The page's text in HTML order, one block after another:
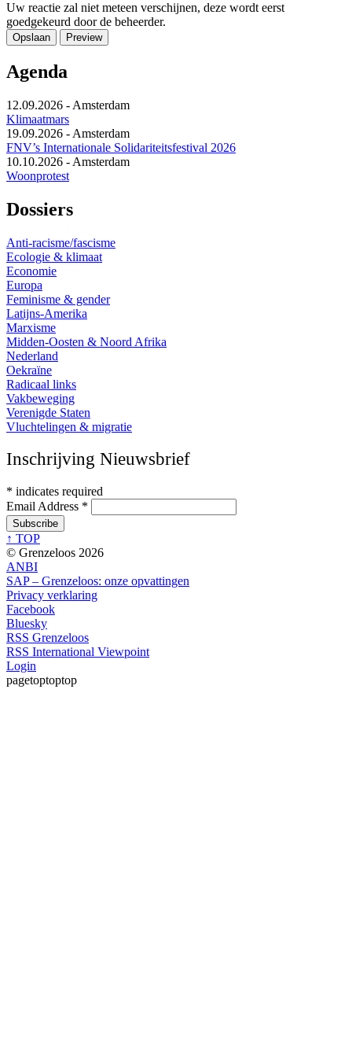
Uw reactie zal niet meteen verschijnen, deze wordt eerst
goedgekeurd door de beheerder.
Agenda
12.09.2026 - Amsterdam
Klimaatmars
19.09.2026 - Amsterdam
FNV’s Internationale Solidariteitsfestival 2026
10.10.2026 - Amsterdam
Woonprotest
Dossiers
Anti-racisme/fascisme
Ecologie & klimaat
Economie
Europa
Feminisme & gender
Latijns-Amerika
Marxisme
Midden-Oosten & Noord Afrika
Nederland
Oekraïne
Radicaal links
Vakbeweging
Verenigde Staten
Vluchtelingen & migratie
Inschrijving Nieuwsbrief
* indicates required
Email Address *
↑ TOP
© Grenzeloos 2026
ANBI
SAP – Grenzeloos: onze opvattingen
Privacy verklaring
Facebook
Bluesky
RSS Grenzeloos
RSS International Viewpoint
Login
pagetoptoptop